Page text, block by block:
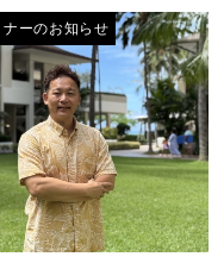
ナーのお知らせ